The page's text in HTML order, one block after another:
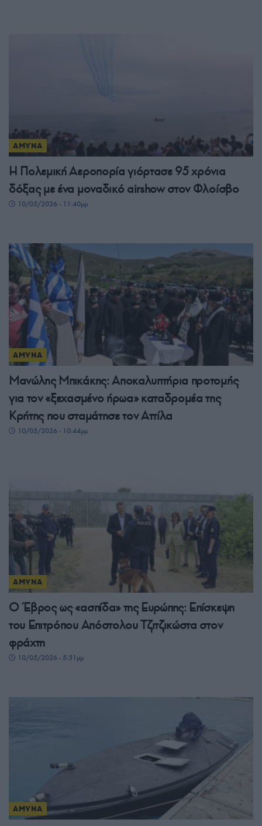
ΑΜΥΝΑ
Η Πολεμική Αεροπορία γιόρτασε 95 χρόνια
δόξας με ένα μοναδικό airshow στον Φλοίσβο
10/05/2026 - 11:40μμ
ΑΜΥΝΑ
Μανώλης Μπικάκης: Αποκαλυπτήρια προτομής
για τον «ξεχασμένο ήρωα» καταδρομέα της
Κρήτης που σταμάτησε τον Αττίλα
10/05/2026 - 10:44μμ
ΑΜΥΝΑ
Ο Έβρος ως «ασπίδα» της Ευρώπης: Επίσκεψη
του Επιτρόπου Απόστολου Τζιτζικώστα στον
φράχτη
10/05/2026 - 5:31μμ
ΑΜΥΝΑ